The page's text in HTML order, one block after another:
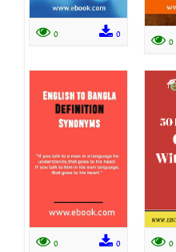
0 0
0
0 0 0